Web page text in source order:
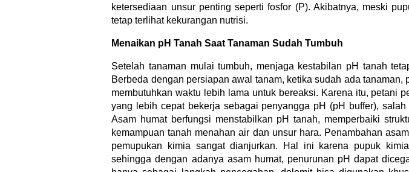
ketersediaan unsur penting seperti fosfor (P). Akibatnya, meski
tetap terlihat kekurangan nutrisi.
Menaikan pH Tanah Saat Tanaman Sudah Tumbuh
Setelah tanaman mulai tumbuh, menjaga kestabilan pH tanah
Berbeda dengan persiapan awal tanam, ketika sudah ada tanaman,
membutuhkan waktu lebih lama untuk bereaksi. Karena itu, petani
yang lebih cepat bekerja sebagai penyangga pH (pH buffer),
Asam humat berfungsi menstabilkan pH tanah, memperbaiki
kemampuan tanah menahan air dan unsur hara. Penambahan
pemupukan kimia sangat dianjurkan. Hal ini karena pupuk
sehingga dengan adanya asam humat, penurunan pH dapat